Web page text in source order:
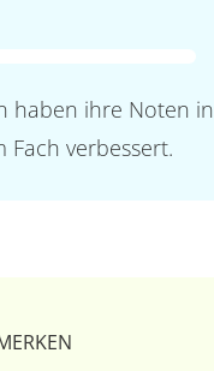
haben ihre Noten in
Fach verbessert.